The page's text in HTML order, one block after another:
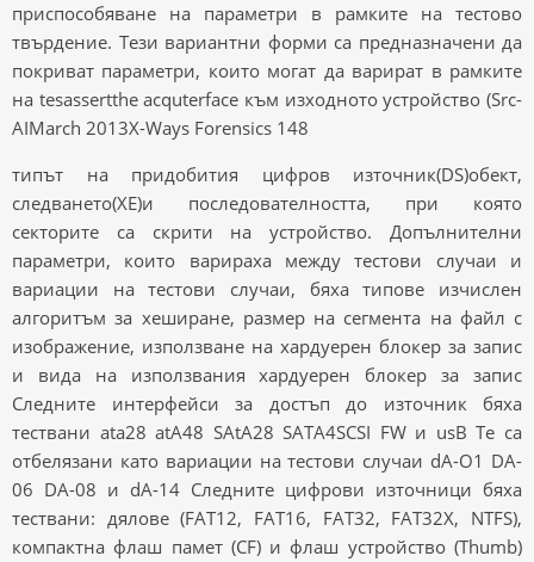
приспособяване на параметри в рамките на тестово
твърдение. Тези вариантни форми са предназначени да
покриват параметри, които могат да варират в рамките
на tesassertthe acquterface към изходното устройство (Src-
AIMarch 2013X-Ways Forensics 148
типът на придобития цифров източник(DS)обект,
следването(XE)и последователността, при която
секторите са скрити на устройство. Допълнителни
параметри, които варираха между тестови случаи и
вариации на тестови случаи, бяха типове изчислен
алгоритъм за хеширане, размер на сегмента на файл с
изображение, използване на хардуерен блокер за запис
и вида на използвания хардуерен блокер за запис
Следните интерфейси за достъп до източник бяха
тествани ata28 atA48 SAtA28 SATA4SCSI FW и usB Те са
отбелязани като вариации на тестови случаи dA-O1 DA-
06 DA-08 и dA-14 Следните цифрови източници бяха
тествани: дялове (FAT12, FAT16, FAT32, FAT32X, NTFS),
компактна флаш памет (CF) и флаш устройство (Thumb)